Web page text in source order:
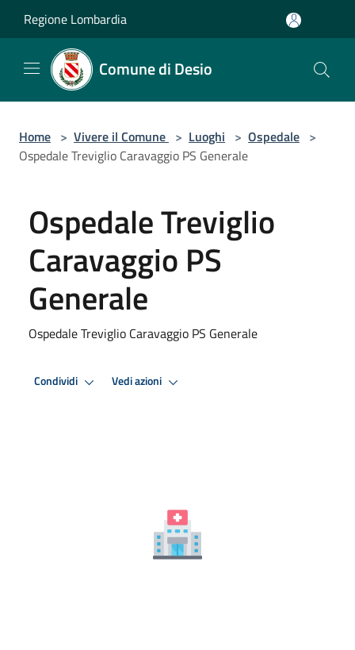
Regione Lombardia
Comune di Desio
Home > Vivere il Comune > Luoghi > Ospedale >
Ospedale Treviglio Caravaggio PS Generale
Ospedale Treviglio
Caravaggio PS
Generale
Ospedale Treviglio Caravaggio PS Generale
Condividi Vedi azioni